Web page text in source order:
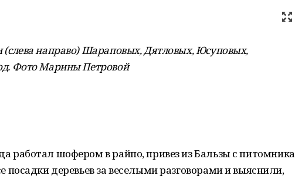
(слева направо) Шараповых, Дятловых, Юсуповых,
Фото Марины Петровой
работал шофером в райпо, привез из Бальзы с питомника
посадки деревьев за веселыми разговорами и выяснили,